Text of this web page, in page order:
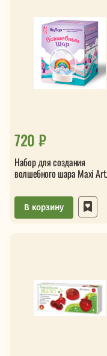
720 ₽
Набор для создания
волшебного шара Maxi Art
В корзину